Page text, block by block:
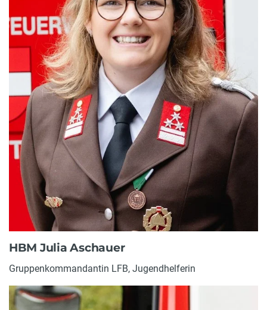
HBM Julia Aschauer
Gruppenkommandantin LFB, Jugendhelferin